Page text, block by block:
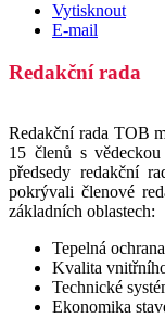
Vytisknout
E-mail
Redakční rada
Redakční rada TOB
15 členů s
předsedy redakční
pokrývali členové
základních oblastech:
Tepelná
Kvalita
Technické
Ekonomika